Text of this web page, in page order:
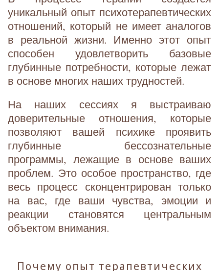
уникальный опыт психотерапевтических
отношений, который не имеет аналогов
в реальной жизни. Именно этот опыт
способен удовлетворить базовые
глубинные потребности, которые лежат
в основе многих наших трудностей.
На наших сессиях я выстраиваю
доверительные отношения, которые
позволяют вашей психике проявить
глубинные бессознательные
программы, лежащие в основе ваших
проблем. Это особое пространство, где
весь процесс сконцентрирован только
на вас, где ваши чувства, эмоции и
реакции становятся центральным
объектом внимания.
Почему опыт терапевтических